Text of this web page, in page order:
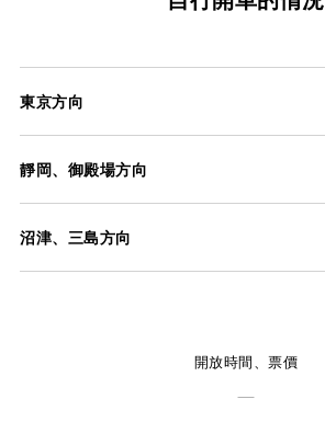
東京方向
靜岡、御殿場方向
沼津、三島方向
開放時間、票價